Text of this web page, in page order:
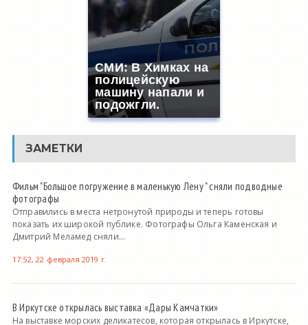
СМИ: В Химках на
полицейскую
машину напали и
подожгли.
ЗАМЕТКИ
Фильм "Большое погружение в маленькую Лену " сняли подводные
фотографы
Отправились в места нетронутой природы и теперь готовы
показать их широкой публике. Фотографы Ольга Каменская и
Дмитрий Меламед сняли...
17:52, 22 февраля 2019 г.
В Иркутске открылась выставка «Дары Камчатки»
На выставке морских деликатесов, которая открылась в Иркутске,